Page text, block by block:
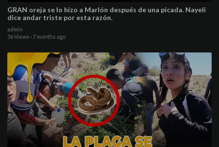
GRAN oreja se lo hizo a Marlón después de una picada. Nayeli
dice andar triste por esta razón.
admin
56 Views ·7 months ago